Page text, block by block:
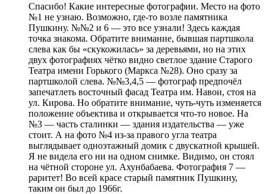
Спасибо! Какие интересные фотографии. Место на фото
№1 не узнаю. Возможно, где-то возле памятника
Пушкину. №№2 и 6 — это все узнали! Здесь каждая
точка знакома. Обратите внимание, бывшая партшкола
слева как бы «скукожилась» за деревьями, но на этих
двух фотографиях чётко видно светлое здание Старого
Театра имени Горького (Маркса №28). Оно сразу за
партшколой слева. №№3,4,5 — фотограф предпочёл
запечатлеть восточный фасад Театра им. Навои, стоя на
ул. Кирова. Но обратите внимание, чуть-чуть изменяется
положение объектива и открывается что-то новое. На
№3 — часть сталинки — здания издательства — уже
стоит. А на фото №4 из-за правого угла театра
выглядывает одноэтажный домик с двускатной крышей.
Я не видела его ни на одном снимке. Видимо, он стоял
на чётной стороне ул. Ахунбабаева. Фотография 7 —
раритет! Во всей красе старый памятник Пушкину,
таким он был до 1966г.